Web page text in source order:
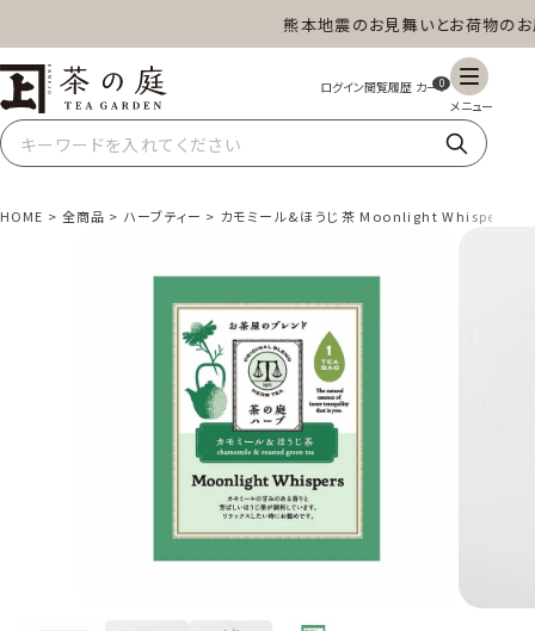
熊本地震のお見舞いとお荷物のお届
茶の庭オンラインショップ 0
HOME 全商品 ハーブティー カモミール&ほうじ茶 Moonlight Whispers ハー